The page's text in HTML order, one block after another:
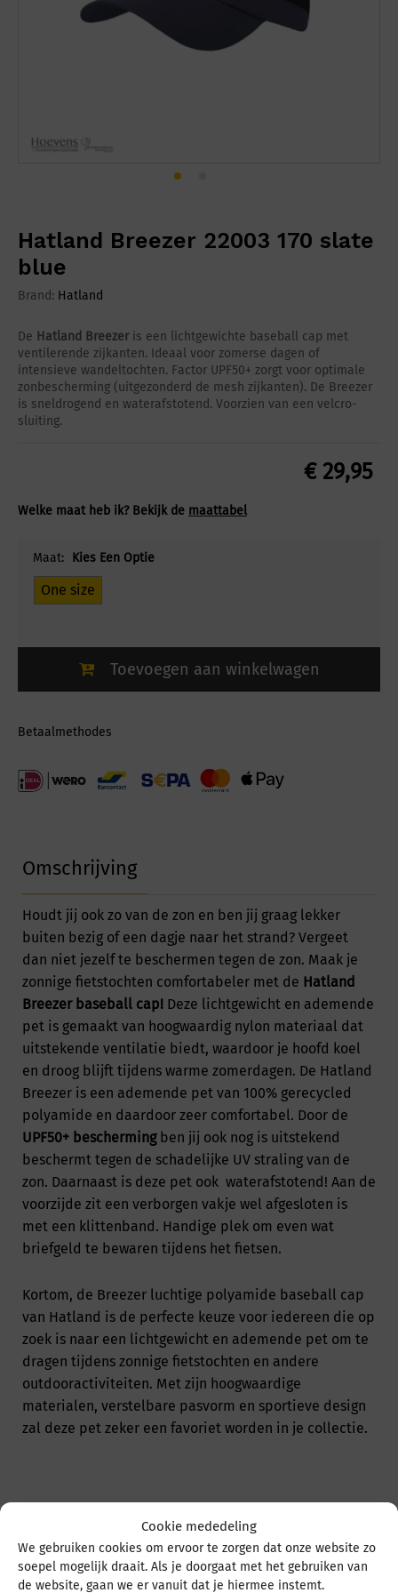
Cookie mededeling
We gebruiken cookies om ervoor te zorgen dat onze website zo
soepel mogelijk draait. Als je doorgaat met het gebruiken van
de website, gaan we er vanuit dat je hiermee instemt.
Hatland Breezer 22003 170 slate
blue
Brand: Hatland
De Hatland Breezeris een lichtgewichte baseball cap met
ventilerende zijkanten. Ideaal voor zomerse dagen of
intensieve wandeltochten. Factor UPF50+ zorgt voor optimale
zonbescherming (uitgezonderd de mesh zijkanten). De Breezer
is sneldrogend en waterafstotend. Voorzien van een velcro-
sluiting.
€29,95
Welke maat heb ik? Bekijk de maattabel
Maat: Kies Een Optie
One size
Toevoegen aan winkelwagen
Betaalmethodes
Omschrijving
Houdt jij ook zo van de zon en ben jij graag lekker
buiten bezig of een dagje naar het strand? Vergeet
dan niet jezelf te beschermen tegen de zon. Maak je
zonnige fietstochten comfortabeler met de Hatland
Breezer baseball cap! Deze lichtgewicht en ademende
pet is gemaakt van hoogwaardig nylon materiaal dat
uitstekende ventilatie biedt, waardoor je hoofd koel
en droog blijft tijdens warme zomerdagen. De Hatland
Breezer is een ademende pet van 100% gerecycled
polyamide en daardoor zeer comfortabel. Door de
UPF50+ beschermingben jij ook nog is uitstekend
beschermt tegen de schadelijke UV straling van de
zon. Daarnaast is deze pet ook waterafstotend! Aan de
voorzijde zit een verborgen vakje wel afgesloten is
met een klittenband. Handige plek om even wat
briefgeld te bewaren tijdens het fietsen.
Kortom, de Breezer luchtige polyamide baseball cap
van Hatland is de perfecte keuze voor iedereen die op
zoek is naar een lichtgewicht en ademende pet om te
dragen tijdens zonnige fietstochten en andere
outdooractiviteiten. Met zijn hoogwaardige
materialen, verstelbare pasvorm en sportieve design
zal deze pet zeker een favoriet worden in je collectie.
Misschien is dit wat voor u: